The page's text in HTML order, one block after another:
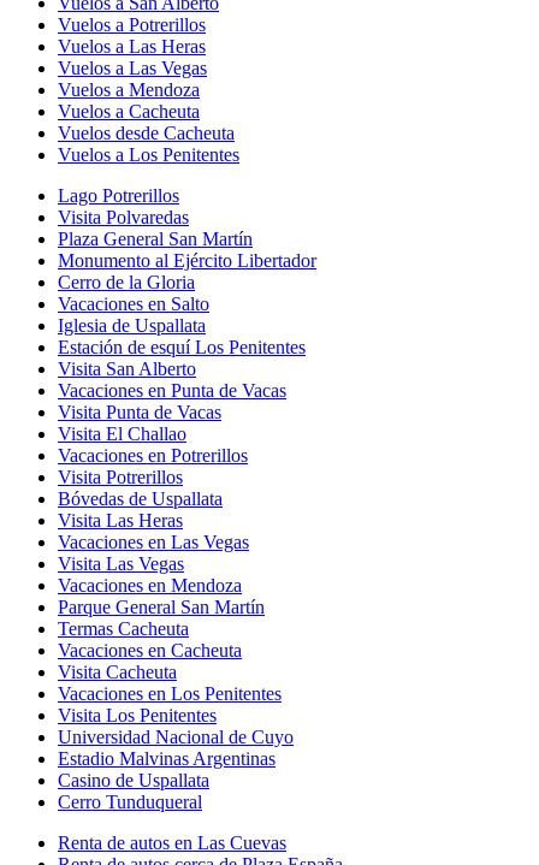
Vuelos a Potrerillos
Vuelos a Las Heras
Vuelos a Las Vegas
Vuelos a Mendoza
Vuelos a Cacheuta
Vuelos desde Cacheuta
Vuelos a Los Penitentes
Lago Potrerillos
Visita Polvaredas
Plaza General San Martín
Monumento al Ejército Libertador
Cerro de la Gloria
Vacaciones en Salto
Iglesia de Uspallata
Estación de esquí Los Penitentes
Visita San Alberto
Vacaciones en Punta de Vacas
Visita Punta de Vacas
Visita El Challao
Vacaciones en Potrerillos
Visita Potrerillos
Bóvedas de Uspallata
Visita Las Heras
Vacaciones en Las Vegas
Visita Las Vegas
Vacaciones en Mendoza
Parque General San Martín
Termas Cacheuta
Vacaciones en Cacheuta
Visita Cacheuta
Vacaciones en Los Penitentes
Visita Los Penitentes
Universidad Nacional de Cuyo
Estadio Malvinas Argentinas
Casino de Uspallata
Cerro Tunduqueral
Renta de autos en Las Cuevas